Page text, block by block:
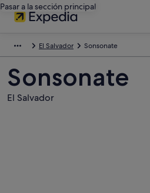
Pasar a la sección principal
El Salvador Sonsonate
Sonsonate
El Salvador